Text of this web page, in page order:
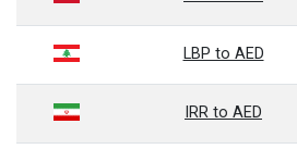
LBP to AED
IRR to AED